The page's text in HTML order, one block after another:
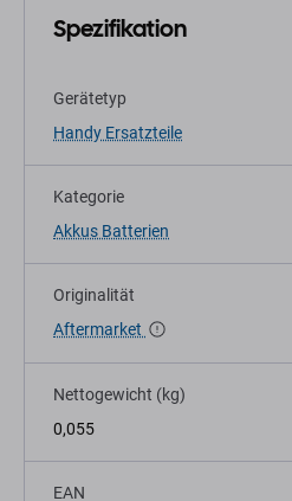
Spezifikation
Gerätetyp
Handy Ersatzteile
Kategorie
Akkus Batterien
Originalität
Aftermarket
Nettogewicht (kg)
0,055
EAN